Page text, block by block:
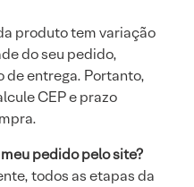
produto tem variação
do seu pedido,
de entrega. Portanto,
CEP e prazo
pedido pelo site?
todos as etapas da